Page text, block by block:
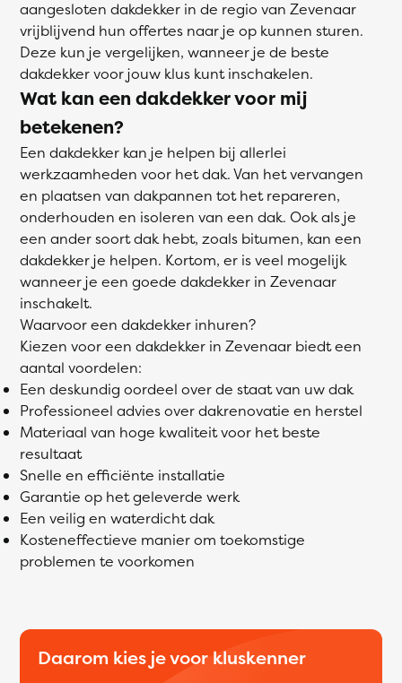
aangesloten dakdekker in de regio van Zevenaar
vrijblijvend hun offertes naar je op kunnen sturen.
Deze kun je vergelijken, wanneer je de beste
dakdekker voor jouw klus kunt inschakelen.
Wat kan een dakdekker voor mij
betekenen?
Een dakdekker kan je helpen bij allerlei
werkzaamheden voor het dak. Van het vervangen
en plaatsen van dakpannen tot het repareren,
onderhouden en isoleren van een dak. Ook als je
een ander soort dak hebt, zoals bitumen, kan een
dakdekker je helpen. Kortom, er is veel mogelijk
wanneer je een goede dakdekker in Zevenaar
inschakelt.
Waarvoor een dakdekker inhuren?
Kiezen voor een dakdekker in Zevenaar biedt een
aantal voordelen:
Een deskundig oordeel over de staat van uw dak
Professioneel advies over dakrenovatie en herstel
Materiaal van hoge kwaliteit voor het beste
resultaat
Snelle en efficiënte installatie
Garantie op het geleverde werk
Een veilig en waterdicht dak
Kosteneffectieve manier om toekomstige
problemen te voorkomen
Daarom kies je voor kluskenner